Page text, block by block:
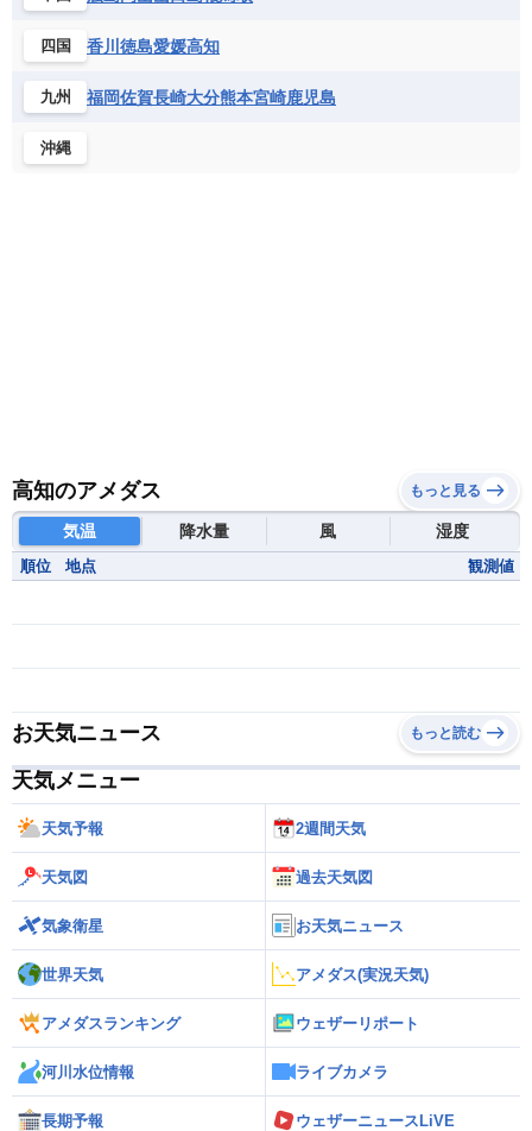
四国 香川 徳島愛媛高知
九州 福岡佐賀長崎大分熊本宮崎鹿児島
沖縄
高知のアメダス もっと見る
気温 降水量 風 湿度
順位 地点 観測値
お天気ニュース もっと読む
天気メニュー
天気予報 2週間天気
天気図 過去天気図
気象衛星 お天気ニュース
世界天気 アメダス(実況天気)
アメダスランキング ウェザーリポート
河川水位情報 ライブカメラ
長期予報 ウェザーニュースLiVE